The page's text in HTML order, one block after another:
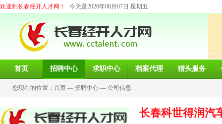
欢迎到长春经开人才网！ 今天是2026年08月07日 星期五
首页 招聘中心 求职中心 档案代理 猎头服务
您现在的位置： 首页 — 招聘中心 — 公司信息
长春科世得润汽